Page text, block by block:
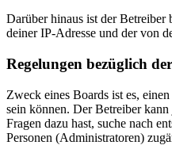
Darüber hinaus ist der Betreiber
deiner IP-Adresse und der von
Regelungen bezüglich
Zweck eines Boards ist es,
sein können. Der Betreiber
Fragen dazu hast, suche nach
Personen (Administratoren)